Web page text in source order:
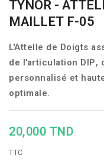
TYNOR -
MAILLET F-05
L'Attelle de Doigts
de l'articulation
personnalisé et
optimale.
20,000 TND
TTC